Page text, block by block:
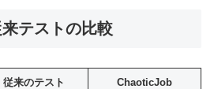
テストの比較
従来のテスト ChaoticJob